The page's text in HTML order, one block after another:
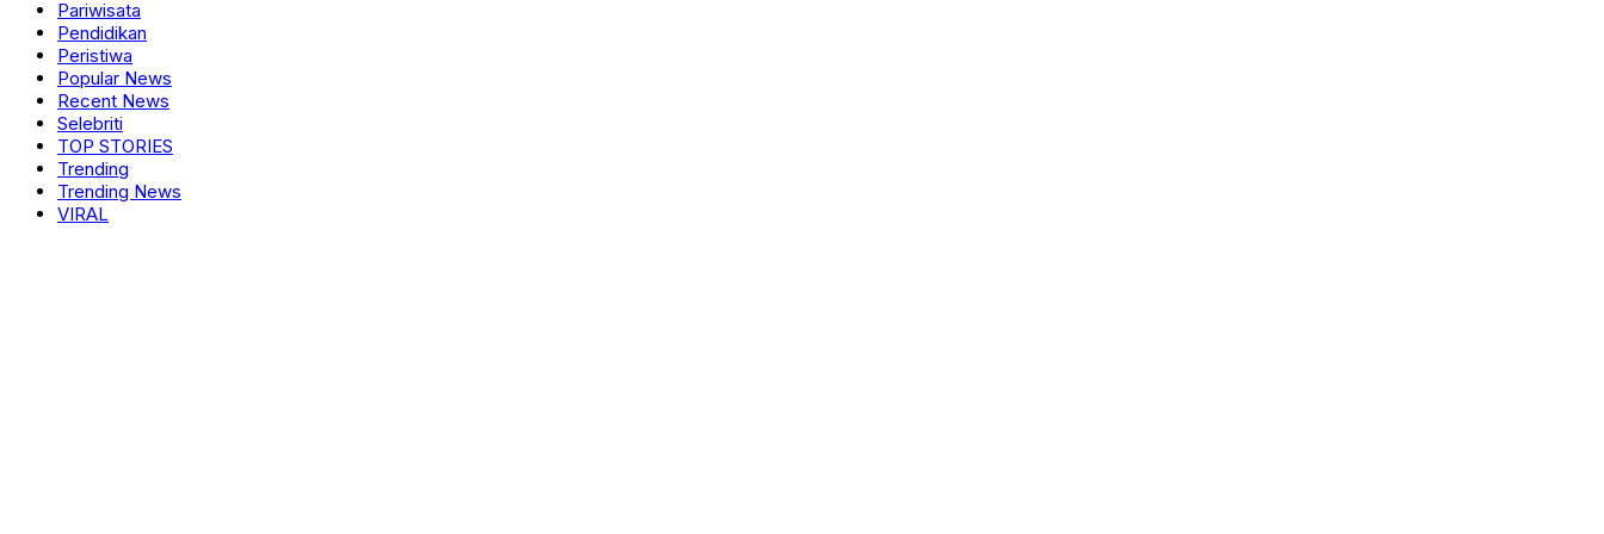
Pariwisata
Pendidikan
Peristiwa
Popular News
Recent News
Selebriti
TOP STORIES
Trending
Trending News
VIRAL